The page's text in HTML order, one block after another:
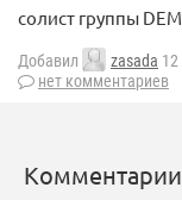
солист группы
Добавил zasada
нет комментариев
Комментарии